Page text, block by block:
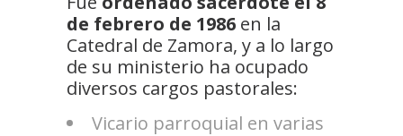
de febrero de 1986 en la
Catedral de Zamora, y a lo largo
de su ministerio ha ocupado
diversos cargos pastorales:
Vicario parroquial en varias